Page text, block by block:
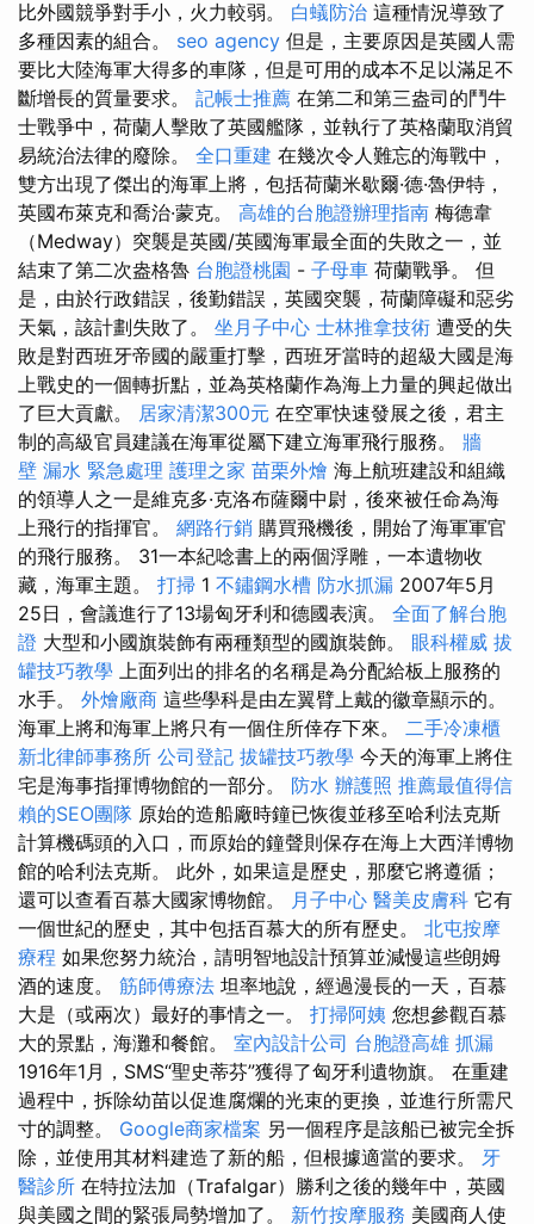
比外國競爭對手小，火力較弱。 白蟻防治 這種情況導致了
多種因素的組合。 seo agency 但是，主要原因是英國人需
要比大陸海軍大得多的車隊，但是可用的成本不足以滿足不
斷增長的質量要求。 記帳士推薦 在第二和第三盎司的鬥牛
士戰爭中，荷蘭人擊敗了英國艦隊，並執行了英格蘭取消貿
易統治法律的廢除。 全口重建 在幾次令人難忘的海戰中，
雙方出現了傑出的海軍上將，包括荷蘭米歇爾·德·魯伊特，
英國布萊克和喬治·蒙克。 高雄的台胞證辦理指南 梅德韋
（Medway）突襲是英國/英國海軍最全面的失敗之一，並
結束了第二次盎格魯 台胞證桃園 - 子母車 荷蘭戰爭。 但
是，由於行政錯誤，後勤錯誤，英國突襲，荷蘭障礙和惡劣
天氣，該計劃失敗了。 坐月子中心 士林推拿技術 遭受的失
敗是對西班牙帝國的嚴重打擊，西班牙當時的超級大國是海
上戰史的一個轉折點，並為英格蘭作為海上力量的興起做出
了巨大貢獻。 居家清潔300元 在空軍快速發展之後，君主
制的高級官員建議在海軍從屬下建立海軍飛行服務。 牆
壁 漏水 緊急處理 護理之家 苗栗外燴 海上航班建設和組織
的領導人之一是維克多·克洛布薩爾中尉，後來被任命為海
上飛行的指揮官。 網路行銷 購買飛機後，開始了海軍軍官
的飛行服務。 31一本紀唸書上的兩個浮雕，一本遺物收
藏，海軍主題。 打掃 1 不鏽鋼水槽 防水抓漏 2007年5月
25日，會議進行了13場匈牙利和德國表演。 全面了解台胞
證 大型和小國旗裝飾有兩種類型的國旗裝飾。 眼科權威 拔
罐技巧教學 上面列出的排名的名稱是為分配給板上服務的
水手。 外燴廠商 這些學科是由左翼臂上戴的徽章顯示的。
海軍上將和海軍上將只有一個住所倖存下來。 二手冷凍櫃
新北律師事務所 公司登記 拔罐技巧教學 今天的海軍上將住
宅是海事指揮博物館的一部分。 防水 辦護照 推薦最值得信
賴的SEO團隊 原始的造船廠時鐘已恢復並移至哈利法克斯
計算機碼頭的入口，而原始的鐘聲則保存在海上大西洋博物
館的哈利法克斯。 此外，如果這是歷史，那麼它將遵循；
還可以查看百慕大國家博物館。 月子中心 醫美皮膚科 它有
一個世紀的歷史，其中包括百慕大的所有歷史。 北屯按摩
療程 如果您努力統治，請明智地設計預算並減慢這些朗姆
酒的速度。 筋師傅療法 坦率地說，經過漫長的一天，百慕
大是（或兩次）最好的事情之一。 打掃阿姨 您想參觀百慕
大的景點，海灘和餐館。 室內設計公司 台胞證高雄 抓漏
1916年1月，SMS“聖史蒂芬”獲得了匈牙利遺物旗。 在重建
過程中，拆除幼苗以促進腐爛的光束的更換，並進行所需尺
寸的調整。 Google商家檔案 另一個程序是該船已被完全拆
除，並使用其材料建造了新的船，但根據適當的要求。 牙
醫診所 在特拉法加（Trafalgar）勝利之後的幾年中，英國
與美國之間的緊張局勢增加了。 新竹按摩服務 美國商人使